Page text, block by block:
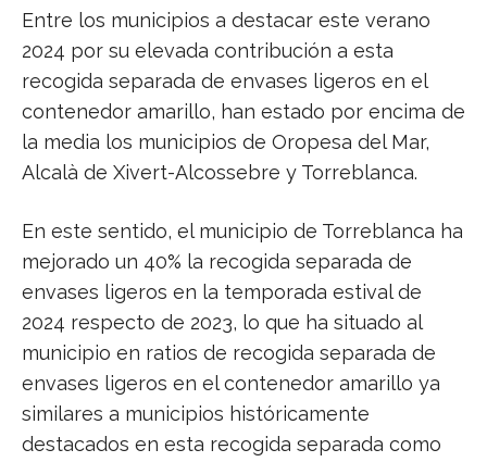
Entre los municipios a destacar este verano
2024 por su elevada contribución a esta
recogida separada de envases ligeros en el
contenedor amarillo, han estado por encima de
la media los municipios de Oropesa del Mar,
Alcalà de Xivert-Alcossebre y Torreblanca.
En este sentido, el municipio de Torreblanca ha
mejorado un 40% la recogida separada de
envases ligeros en la temporada estival de
2024 respecto de 2023, lo que ha situado al
municipio en ratios de recogida separada de
envases ligeros en el contenedor amarillo ya
similares a municipios históricamente
destacados en esta recogida separada como